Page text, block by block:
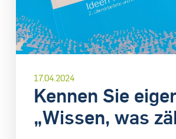
17.04.2024
Kennen Sie
„Wissen, was